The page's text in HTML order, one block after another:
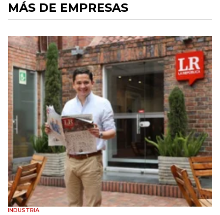
MÁS DE EMPRESAS
INDUSTRIA